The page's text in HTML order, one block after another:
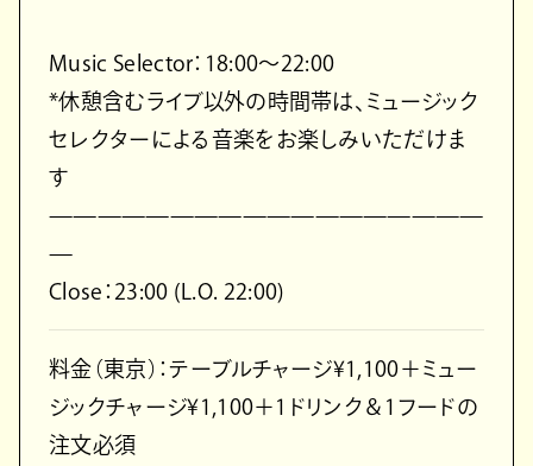
Music Selector：18:00〜22:00
*休憩含むライブ以外の時間帯は、ミュージック
セレクターによる音楽をお楽しみいただけま
す
——————————————————
—
Close：23:00 (L.O. 22:00)
料金（東京）：テーブルチャージ¥1,100＋ミュー
ジックチャージ¥1,100＋1ドリンク＆1フードの
注文必須